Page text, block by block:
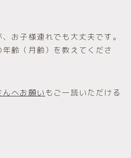
お子様連れでも大丈夫です。
齢（月齢）を教えてくださ
へお願い もご一読いただける